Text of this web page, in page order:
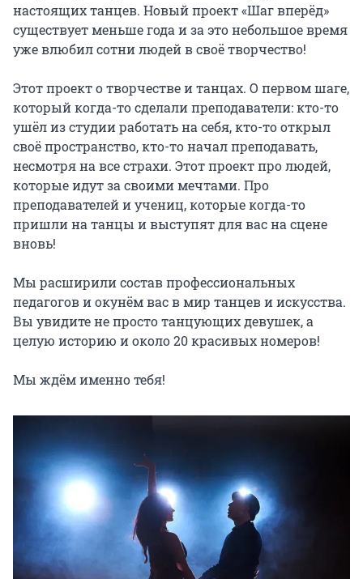
настоящих танцев. Новый проект «Шаг вперёд»
существует меньше года и за это небольшое время
уже влюбил сотни людей в своё творчество!
Этот проект о творчестве и танцах. О первом шаге,
который когда-то сделали преподаватели: кто-то
ушёл из студии работать на себя, кто-то открыл
своё пространство, кто-то начал преподавать,
несмотря на все страхи. Этот проект про людей,
которые идут за своими мечтами. Про
преподавателей и учениц, которые когда-то
пришли на танцы и выступят для вас на сцене
вновь!
Мы расширили состав профессиональных
педагогов и окунём вас в мир танцев и искусства.
Вы увидите не просто танцующих девушек, а
целую историю и около 20 красивых номеров!
Мы ждём именно тебя!